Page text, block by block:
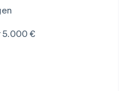
5.000 €